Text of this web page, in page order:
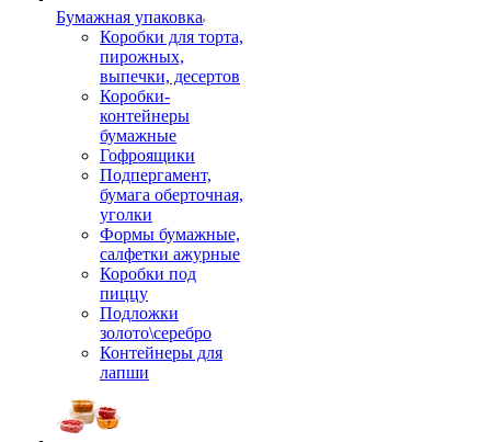
Бумажная упаковка
Коробки для торта,
пирожных,
выпечки, десертов
Коробки-
контейнеры
бумажные
Гофроящики
Подпергамент,
бумага оберточная,
уголки
Формы бумажные,
салфетки ажурные
Коробки под
пиццу
Подложки
золото\серебро
Контейнеры для
лапши